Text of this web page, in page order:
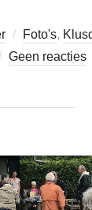
Foto's,
Geen reacties